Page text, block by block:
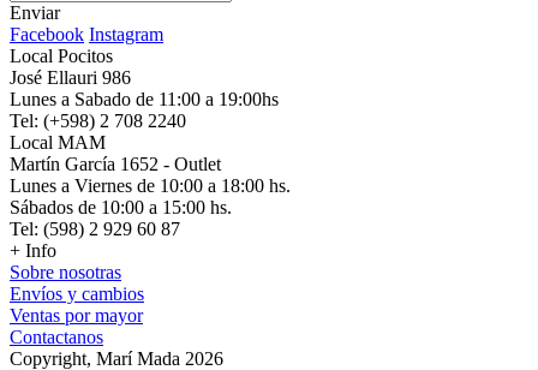
Enviar
Facebook Instagram
Local Pocitos
José Ellauri 986
Lunes a Sabado de 11:00 a 19:00hs
Tel: (+598) 2 708 2240
Local MAM
Martín García 1652 - Outlet
Lunes a Viernes de 10:00 a 18:00 hs.
Sábados de 10:00 a 15:00 hs.
Tel: (598) 2 929 60 87
+ Info
Sobre nosotras
Envíos y cambios
Ventas por mayor
Contactanos
Copyright, Marí Mada 2026